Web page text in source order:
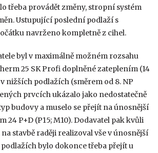
třeba provádět změny, stropní systém
Ustupující poslední podlaží s
navrženo kompletně z cihel.
byl v maximálně možném rozsahu
25 SK Profi doplněné zateplením (14
nižších podlažích (směrem od 8. NP
prvcích ukázalo jako nedostatečně
budovy a muselo se přejít na únosnější
24 P+D (P15; M10). Dodavatel pak kvůli
stavbě raději realizoval vše v únosnější
bylo dokonce třeba přejít u